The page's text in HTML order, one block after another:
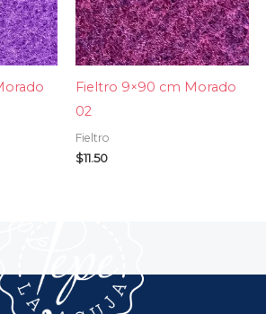
Fieltro 9×90 cm Morado
02
Fieltro
$11.50